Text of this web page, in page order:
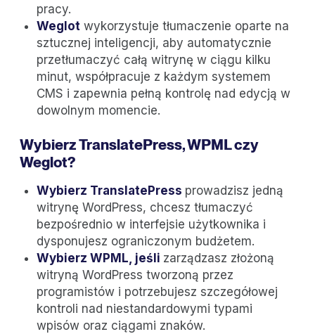
pracy.
Weglot wykorzystuje tłumaczenie oparte na
sztucznej inteligencji, aby automatycznie
przetłumaczyć całą witrynę w ciągu kilku
minut, współpracuje z każdym systemem
CMS i zapewnia pełną kontrolę nad edycją w
dowolnym momencie.
Wybierz TranslatePress, WPML czy
Weglot?
Wybierz TranslatePress prowadzisz jedną
witrynę WordPress, chcesz tłumaczyć
bezpośrednio w interfejsie użytkownika i
dysponujesz ograniczonym budżetem.
Wybierz WPML, jeśli zarządzasz złożoną
witryną WordPress tworzoną przez
programistów i potrzebujesz szczegółowej
kontroli nad niestandardowymi typami
wpisów oraz ciągami znaków.